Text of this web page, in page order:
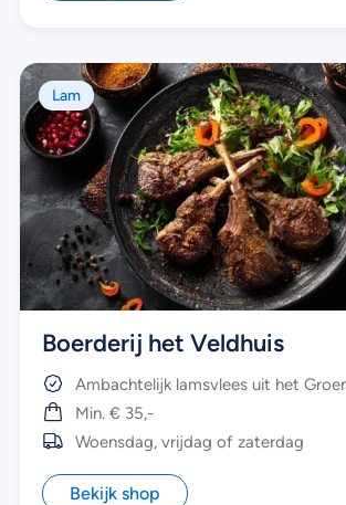
Lam
Boerderij het Veldhuis
Ambachtelijk lamsvlees uit het
Min. € 35,-
Woensdag, vrijdag of zaterdag
Bekijk shop